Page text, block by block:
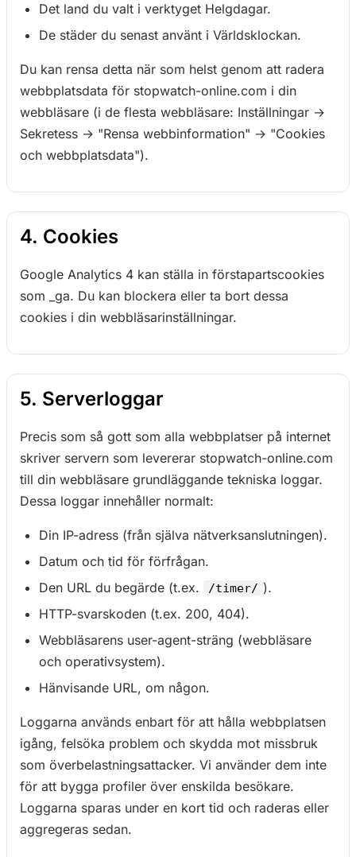
Det land du valt i verktyget Helgdagar.
De städer du senast använt i Världsklockan.
Du kan rensa detta när som helst genom att radera
webbplatsdata för stopwatch-online.com i din
webbläsare (i de flesta webbläsare: Inställningar →
Sekretess → "Rensa webbinformation" → "Cookies
och webbplatsdata").
4. Cookies
Google Analytics 4 kan ställa in förstapartscookies
som _ga. Du kan blockera eller ta bort dessa
cookies i din webbläsarinställningar.
5. Serverloggar
Precis som så gott som alla webbplatser på internet
skriver servern som levererar stopwatch-online.com
till din webbläsare grundläggande tekniska loggar.
Dessa loggar innehåller normalt:
Din IP-adress (från själva nätverksanslutningen).
Datum och tid för förfrågan.
Den URL du begärde (t.ex.
/timer/ ).
HTTP-svarskoden (t.ex. 200, 404).
Webbläsarens user-agent-sträng (webbläsare
och operativsystem).
Hänvisande URL, om någon.
Loggarna används enbart för att hålla webbplatsen
igång, felsöka problem och skydda mot missbruk
som överbelastningsattacker. Vi använder dem inte
för att bygga profiler över enskilda besökare.
Loggarna sparas under en kort tid och raderas eller
aggregeras sedan.